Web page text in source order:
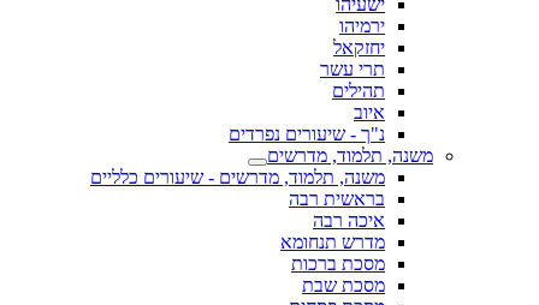
ישעיהו
ירמיהו
יחזקאל
תרי עשר
תהילים
איוב
נ"ך - שיעורים נפרדים
משנה, תלמוד, מדרשים
משנה, תלמוד, מדרשים - שיעורים כלליים
בראשית רבה
איכה רבה
מדרש תנחומא
מסכת ברכות
מסכת שבת